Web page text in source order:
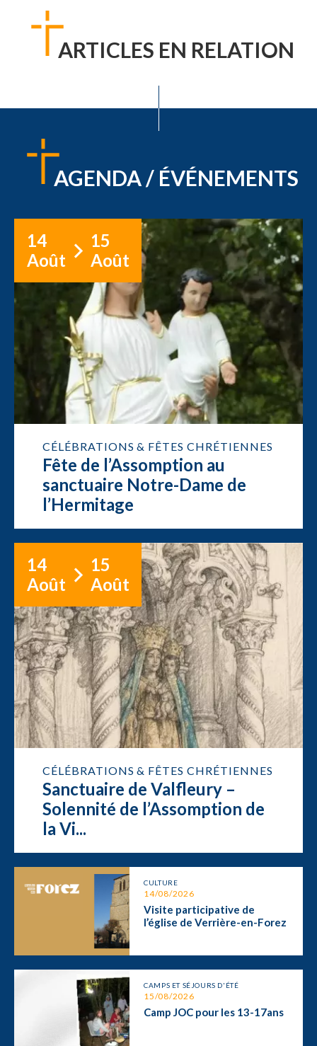
ARTICLES EN RELATION
AGENDA / ÉVÉNEMENTS
14
Août
15
Août
CÉLÉBRATIONS & FÊTES CHRÉTIENNES
Fête de l’Assomption au
sanctuaire Notre-Dame de
l’Hermitage
14
Août
15
Août
CÉLÉBRATIONS & FÊTES CHRÉTIENNES
Sanctuaire de Valfleury –
Solennité de l’Assomption de
la Vi...
CULTURE
14/08/2026
Visite participative de
l’église de Verrière-en-Forez
CAMPS ET SÉJOURS D'ÉTÉ
15/08/2026
Camp JOC pour les 13-17ans